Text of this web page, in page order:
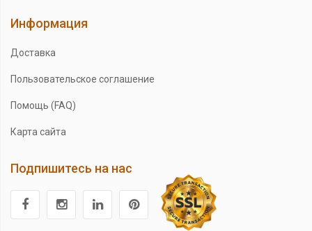
Информация
Доставка
Пользовательское соглашение
Помощь (FAQ)
Карта сайта
Подпишитесь на нас